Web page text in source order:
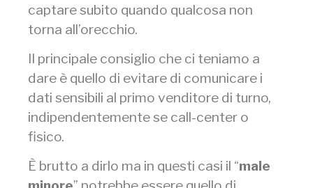
captare subito quando qualcosa non
torna all’orecchio.
Il principale consiglio che ci teniamo a
dare è quello di evitare di comunicare i
dati sensibili al primo venditore di turno,
indipendentemente se call-center o
fisico.
È brutto a dirlo ma in questi casi il “male